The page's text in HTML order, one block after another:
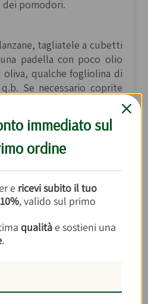
dei pomodori.
tagliatele a cubetti
padella con poco olio
oliva, qualche fogliolina di
Se necessario coprite
per terminare la cottura.
le melanzane con i
di Crimea preparati in
ciotola il fior di latte in
una pentola di
al condimento di
neri di Crimea.
immediato sul
ordine
e ricevi subito il tuo
, valido sul primo
qualità e sostieni una
.